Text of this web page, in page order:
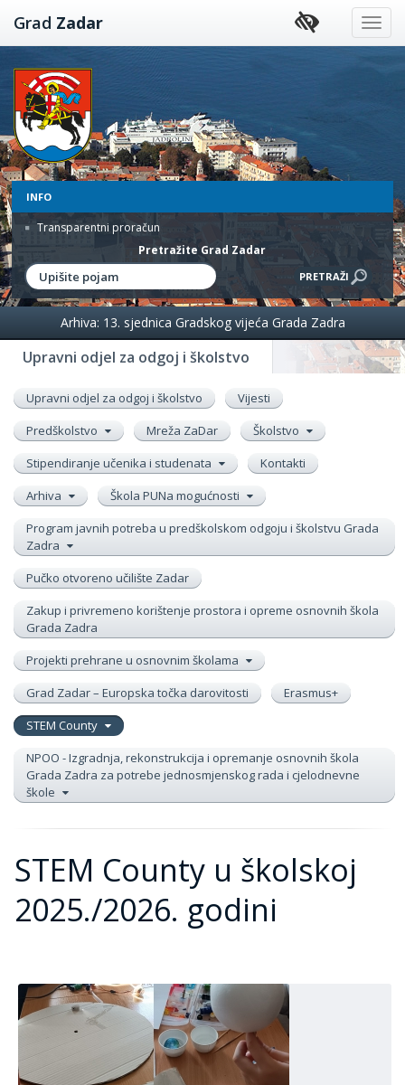
Preskoči
na
Grad Zadar
INFO
Transparentni proračun
Pretražite Grad Zadar
Upravni odjel za odgoj i školstvo
Arhiva: 13. sjednica Gradskog vijeća Grada Zadra
Upravni odjel za odgoj i školstvo
Vijesti
Predškolstvo
Mreža ZaDar
Školstvo
Stipendiranje učenika i studenata
Kontakti
Arhiva
Škola PUNa mogućnosti
Program javnih potreba u predškolskom odgoju i školstvu Grada
Zadra
Pučko otvoreno učilište Zadar
Zakup i privremeno korištenje prostora i opreme osnovnih škola
Grada Zadra
Projekti prehrane u osnovnim školama
Grad Zadar – Europska točka darovitosti
Erasmus+
STEM County
NPOO - Izgradnja, rekonstrukcija i opremanje osnovnih škola
Grada Zadra za potrebe jednosmjenskog rada i cjelodnevne
škole
STEM County u školskoj
2025./2026. godini